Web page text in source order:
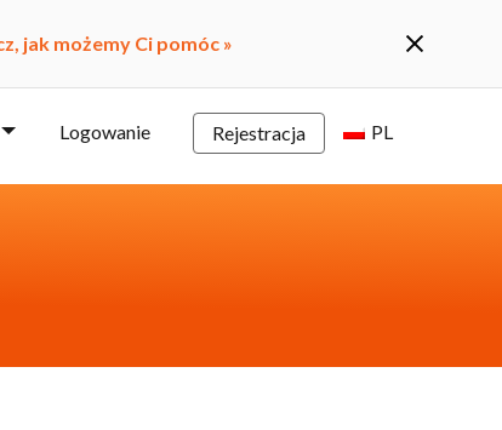
jak możemy Ci pomóc »
Logowanie Rejestracja PL